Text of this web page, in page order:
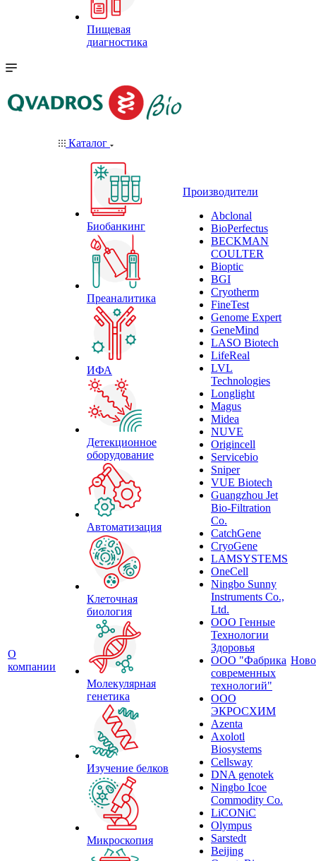
Пищевая
диагностика
О
компании
Каталог
Биобанкинг
Преаналитика
ИФА
Детекционное
оборудование
Автоматизация
Клеточная
биология
Молекулярная
генетика
Изучение белков
Микроскопия
Производители
Abclonal
BioPerfectus
BECKMAN
COULTER
Bioptic
BGI
Cryotherm
FineTest
Genome Expert
GeneMind
LASO Biotech
LifeReal
LVL
Technologies
Longlight
Magus
Midea
NUVE
Origincell
Servicebio
Sniper
VUE Biotech
Guangzhou Jet
Bio-Filtration
Co.
CatchGene
CryoGene
LAMSYSTEMS
OneCell
Ningbo Sunny
Instruments Co.,
Ltd.
ООО Генные
Технологии
Здоровья
ООО "Фабрика
современных
технологий"
ООО
ЭКРОСХИМ
Azenta
Axolotl
Biosystems
Cellsway
DNA genotek
Ningbo Icoe
Commodity Co.
LiCONiC
Olympus
Sarstedt
Beijing